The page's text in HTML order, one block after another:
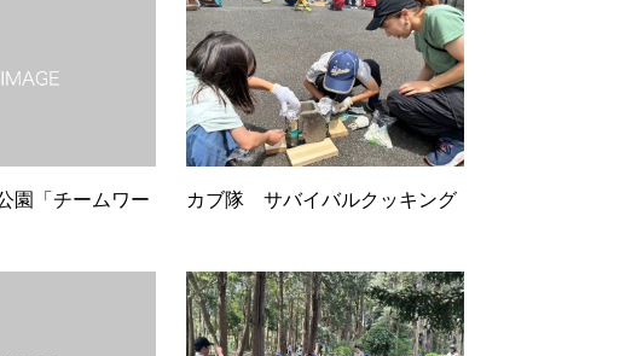
園「チームワー
カブ隊 サバイバルクッキング